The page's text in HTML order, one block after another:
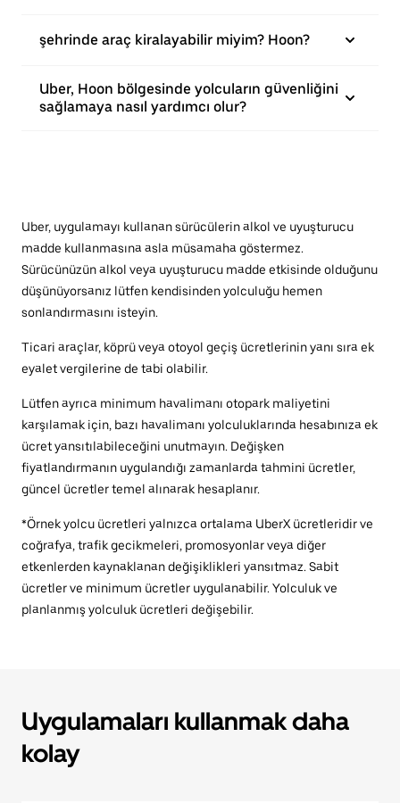
şehrinde araç kiralayabilir miyim? Hoon?
Uber, Hoon bölgesinde yolcuların güvenliğini
sağlamaya nasıl yardımcı olur?
Uber, uygulamayı kullanan sürücülerin alkol ve uyuşturucu
madde kullanmasına asla müsamaha göstermez.
Sürücünüzün alkol veya uyuşturucu madde etkisinde olduğunu
düşünüyorsanız lütfen kendisinden yolculuğu hemen
sonlandırmasını isteyin.
Ticari araçlar, köprü veya otoyol geçiş ücretlerinin yanı sıra ek
eyalet vergilerine de tabi olabilir.
Lütfen ayrıca minimum havalimanı otopark maliyetini
karşılamak için, bazı havalimanı yolculuklarında hesabınıza ek
ücret yansıtılabileceğini unutmayın. Değişken
fiyatlandırmanın uygulandığı zamanlarda tahmini ücretler,
güncel ücretler temel alınarak hesaplanır.
*Örnek yolcu ücretleri yalnızca ortalama UberX ücretleridir ve
coğrafya, trafik gecikmeleri, promosyonlar veya diğer
etkenlerden kaynaklanan değişiklikleri yansıtmaz. Sabit
ücretler ve minimum ücretler uygulanabilir. Yolculuk ve
planlanmış yolculuk ücretleri değişebilir.
Uygulamaları kullanmak daha
kolay